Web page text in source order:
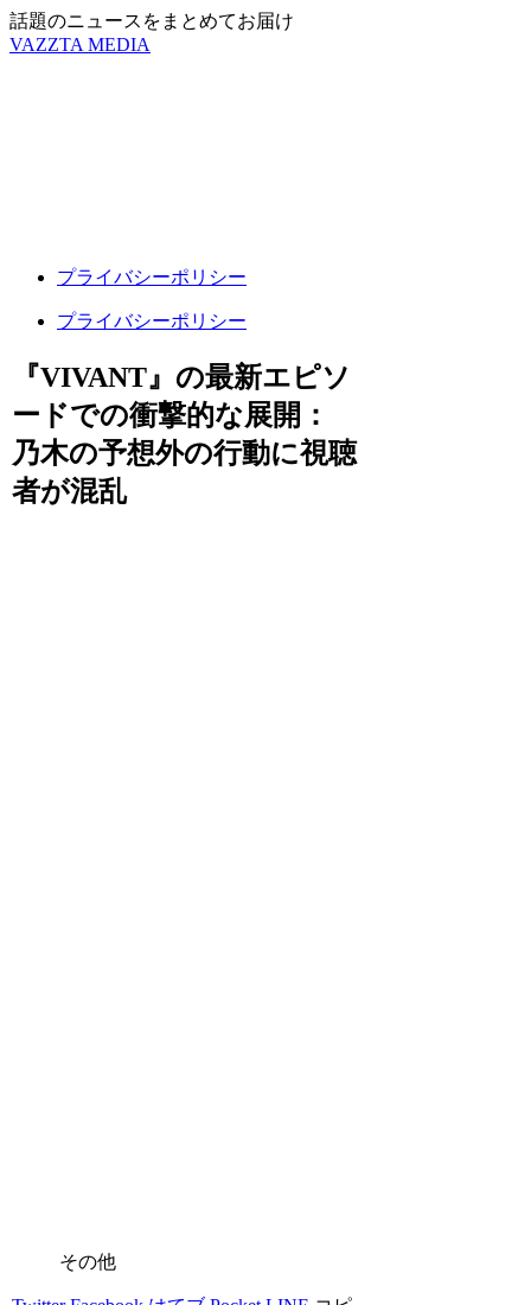
話題のニュースをまとめてお届け
VAZZTA MEDIA
プライバシーポリシー
プライバシーポリシー
『VIVANT』の最新エピソ
ードでの衝撃的な展開：
乃木の予想外の行動に視聴
者が混乱
その他